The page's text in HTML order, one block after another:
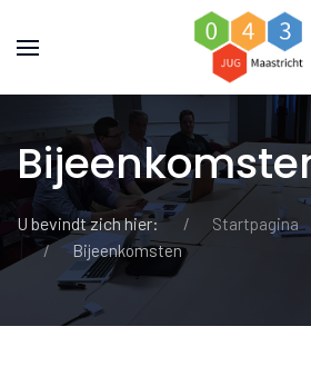
U bevindt zich hier:
Startpagina
Bijeenkomsten